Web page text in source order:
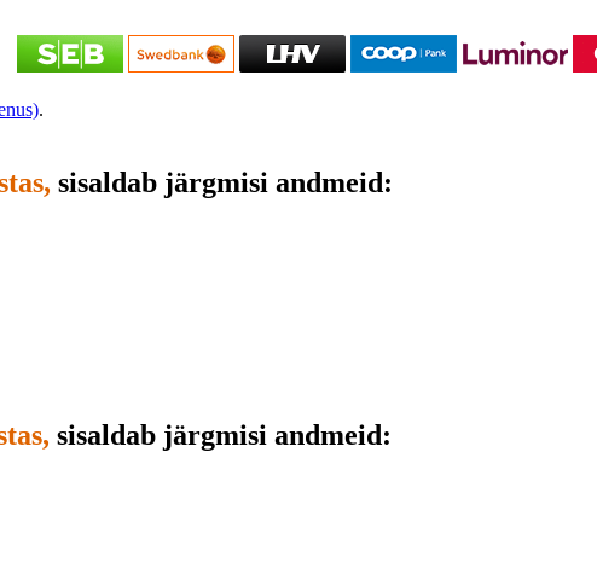
.
sisaldab järgmisi andmeid:
sisaldab järgmisi andmeid: